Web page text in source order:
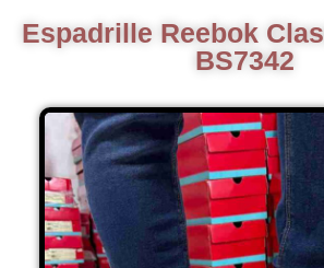
Espadrille Reebok
BS7342